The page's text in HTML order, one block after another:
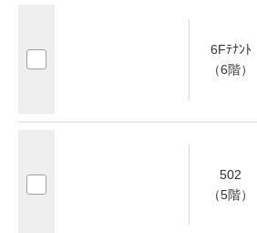
6Fﾃﾅﾝﾄ
（6階）
502
（5階）